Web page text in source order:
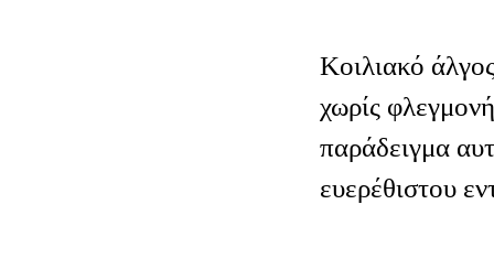
Κοιλιακό
χωρίς
παράδειγμα
ευερέθιστου